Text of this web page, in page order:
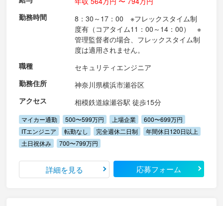
勤務時間
8：30～17：00 ※フレックスタイム制
度有（コアタイム11：00～14：00） ※
管理監督者の場合、フレックスタイム制
度は適用されません。
職種
セキュリティエンジニア
勤務住所
神奈川県横浜市瀬谷区
アクセス
相模鉄道線瀬谷駅 徒歩15分
マイカー通勤 500〜599万円 上場企業
600〜699万円
ITエンジニア
転勤なし 完全週休二日制
年間休日120日以上
土日祝休み
700〜799万円
詳細を見る 応募フォーム